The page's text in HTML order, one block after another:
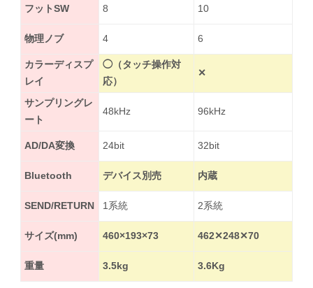
フットSW 8 10
物理ノブ 4 6
カラーディスプ
レイ
◯（タッチ操作対
応）
✕
サンプリングレ
ート
48kHz 96kHz
AD/DA変換 24bit 32bit
Bluetooth デバイス別売 内蔵
SEND/RETURN 1系統 2系統
サイズ(mm) 460×193×73 462✕248✕70
重量 3.5kg 3.6Kg